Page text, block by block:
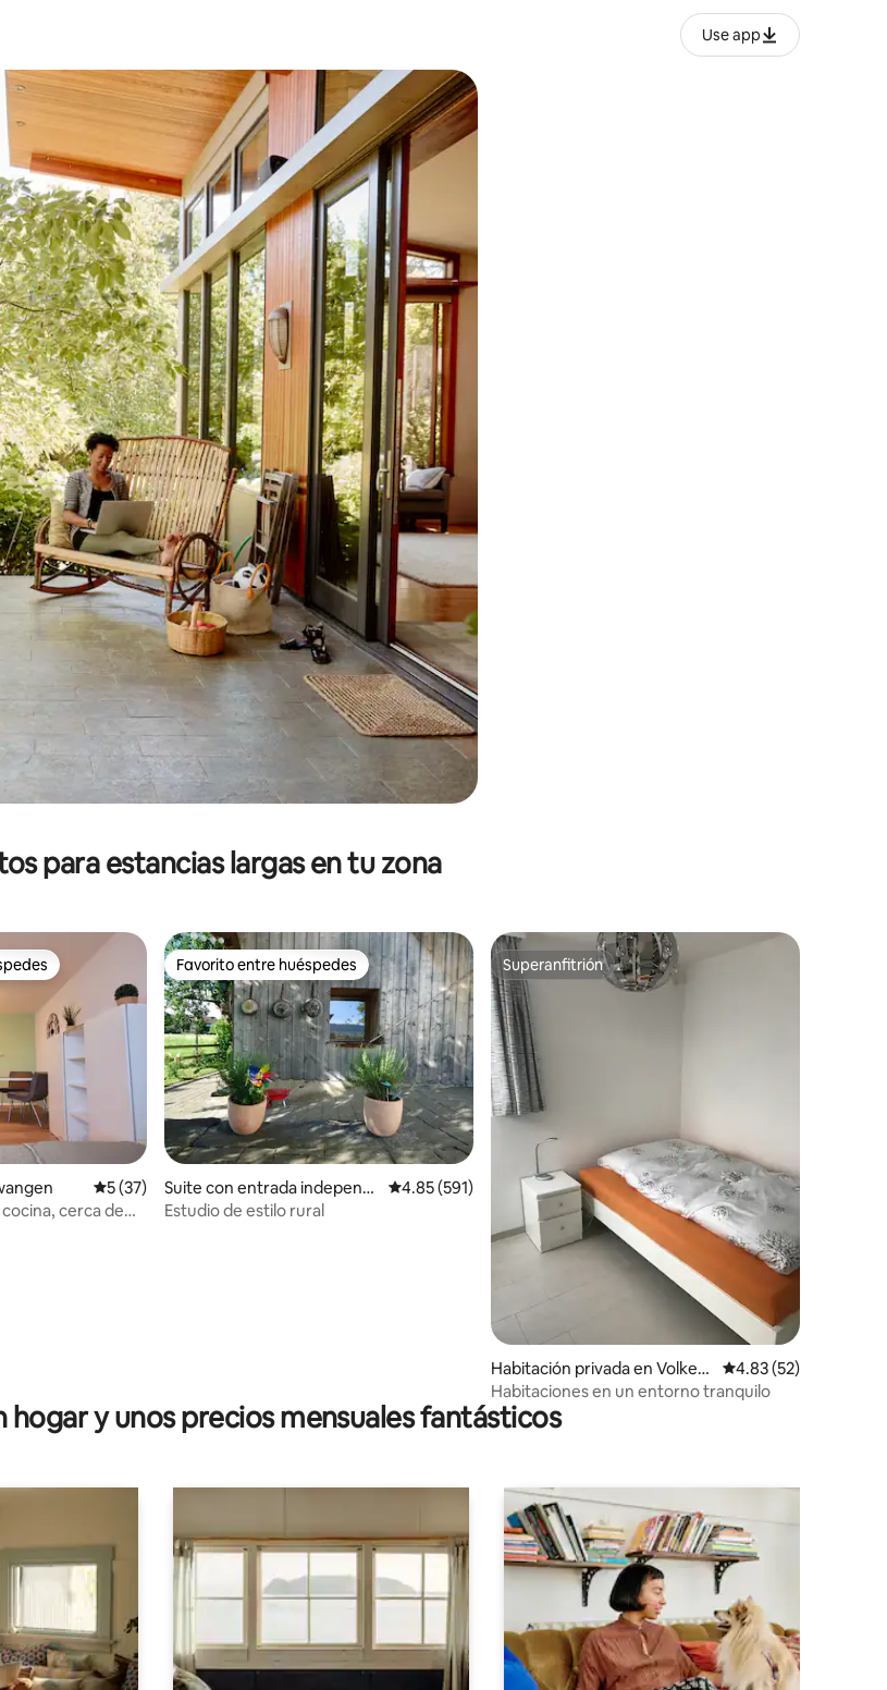
Use app
las teclas de las flechas hacia arriba y hacia abajo, o bien tocando y deslizando la pantalla.
para estancias largas en tu zona
evaluaciones
entre huéspedes
Calificación promedio: 5 de 5; 37 evaluaciones
5 (37)
cerca de
Favorito entre huéspedes
Favorito entre huéspedes
Suite con entrada independi
ente en Uster
Calificación promedio: 4.85 de 5; 591 evaluaciones
4.85 (591)
Estudio de estilo rural
Superanfitrión
Superanfitrión
Habitación privada en Volkets
wil
Calificación
4.83 (52)
Habitaciones en un entorno tranquilo
hogar y unos precios mensuales fantásticos